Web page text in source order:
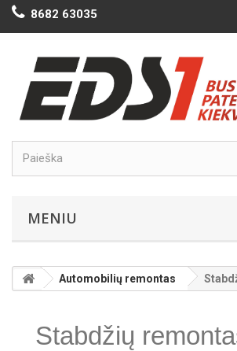
8682 63035
MENIU
Automobilių remontas
Stabdžių